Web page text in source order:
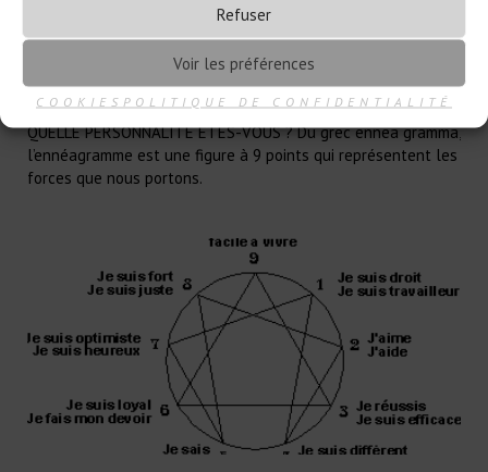
Refuser
Voir les préférences
COOKIES POLITIQUE DE CONFIDENTIALITÉ
QUELLE PERSONNALITÉ
ÊTES-VOUS ?
QUELLE PERSONNALITÉ ÊTES-VOUS ? Du grec ennea gramma,
l’ennéagramme est une figure à 9 points qui représentent les
forces que nous portons.